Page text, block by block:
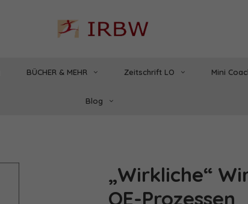
BÜCHER & MEHR Zeitschrift LO Mini
Blog
„Wirkliche“
OE-Prozessen